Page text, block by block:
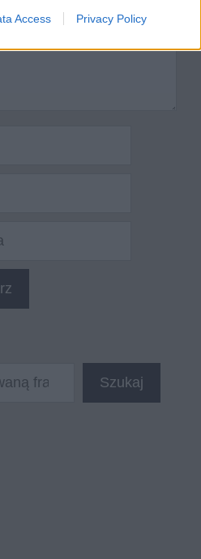
Access Privacy Policy
Szukaj